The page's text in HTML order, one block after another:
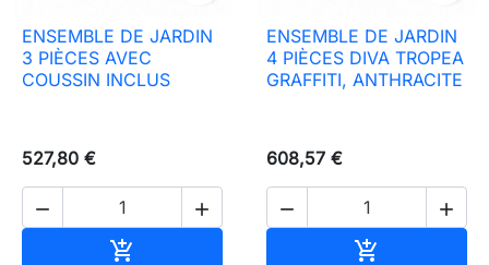
ENSEMBLE DE JARDIN
3 PIÈCES AVEC
COUSSIN INCLUS
527,80 €
 

ENSEMBLE DE JARDIN
4 PIÈCES DIVA TROPEA
GRAFFITI, ANTHRACITE
608,57 €
 
